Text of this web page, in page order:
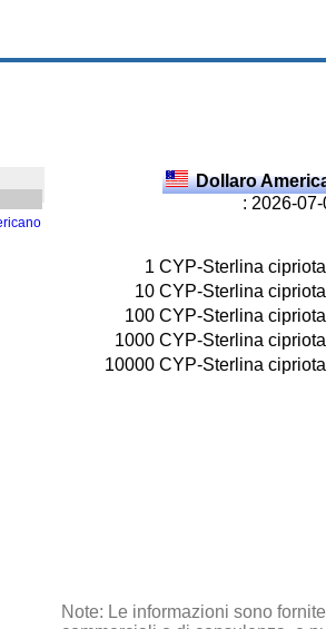
Dollaro
: 2026-
1 CYP-Sterlina cipriota
10 CYP-Sterlina cipriota
100 CYP-Sterlina cipriota
1000 CYP-Sterlina cipriota
10000 CYP-Sterlina cipriota
Note: Le informazioni sono